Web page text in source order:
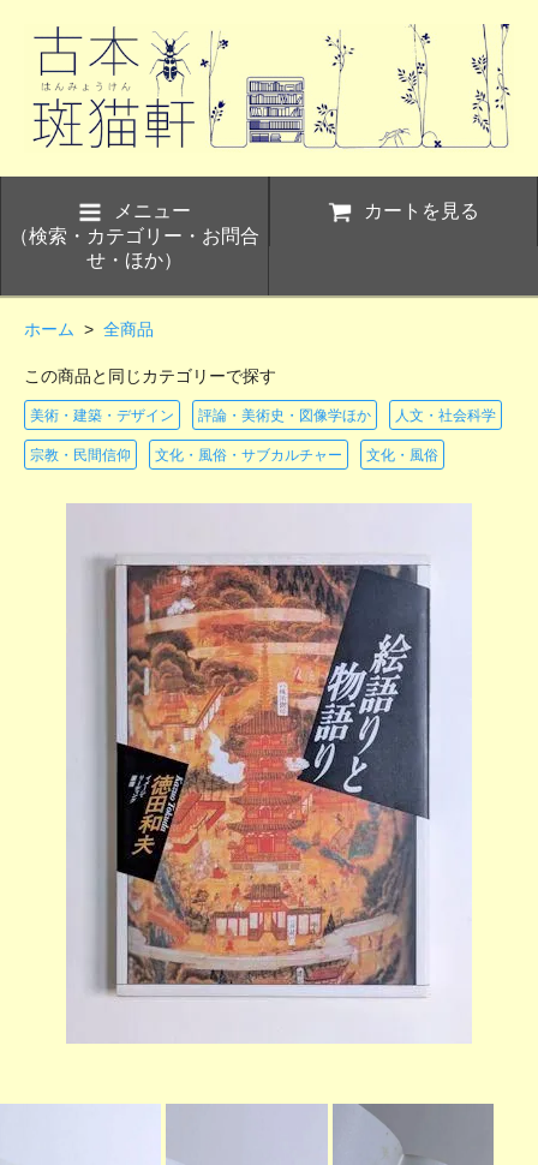
メニュー
（検索・カテゴリー・お問合
せ・ほか）
カートを見る
ホーム > 全商品
この商品と同じカテゴリーで探す
美術・建築・デザイン 評論・美術史・図像学ほか 人文・社会科学
宗教・民間信仰 文化・風俗・サブカルチャー 文化・風俗